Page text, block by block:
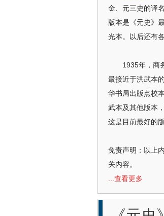
金、元三史的译
版本是《元史》
光本。以后还有
1935年，商务
最接近于洪武本
华书局出版点校
武本及其他版本
这是目前最好的版
免责声明：以上
关内容。
...查看更多